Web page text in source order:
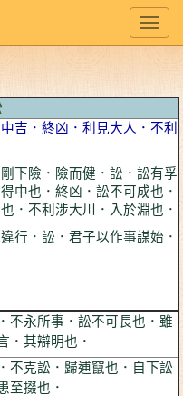
吉．終凶．利見大人．不利
險．險而健．訟．訟有孚
中也．終凶．訟不可成也．
．不利涉大川．入於淵也．
．訟．君子以作事謀始．
不永所事．訟不可長也．雖
．其辯明也．
不克訟．歸逋竄也．自下訟
至掇也．